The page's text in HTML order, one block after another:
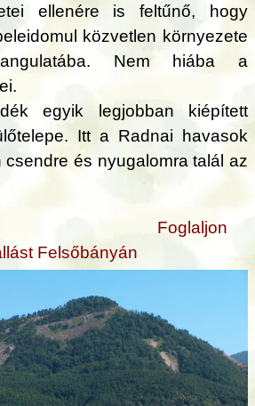
ellenére is feltűnő, hogy
közvetlen környezete
Nem hiába a
egyik legjobban kiépített
Itt a Radnai havasok
és nyugalomra talál az
Foglaljon
Felsőbányán